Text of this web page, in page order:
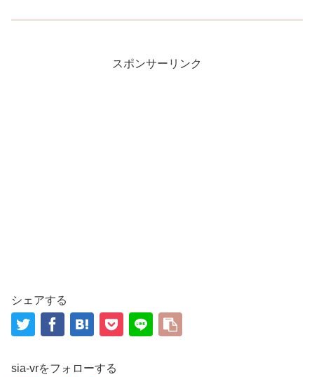
スポンサーリンク
シェアする
sia-vrをフォローする